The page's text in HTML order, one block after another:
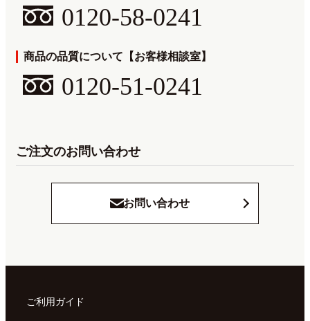
0120-58-0241
商品の品質について【お客様相談室】
0120-51-0241
ご注文のお問い合わせ
お問い合わせ
ご利用ガイド